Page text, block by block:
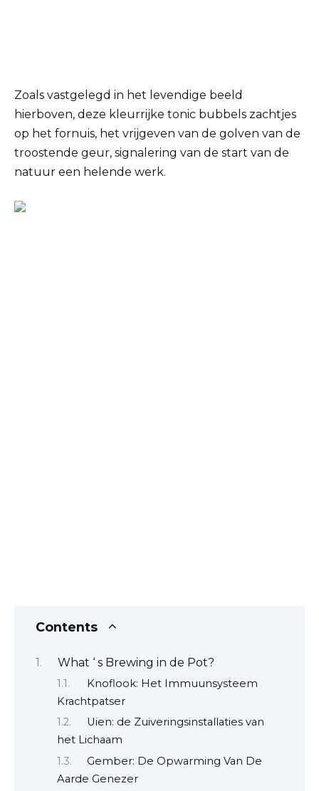
Zoals vastgelegd in het levendige beeld
hierboven, deze kleurrijke tonic bubbels zachtjes
op het fornuis, het vrijgeven van de golven van de
troostende geur, signalering van de start van de
natuur een helende werk.
Contents
What ‘ s Brewing in de Pot?
Knoflook: Het Immuunsysteem
Krachtpatser
Uien: de Zuiveringsinstallaties van
het Lichaam
Gember: De Opwarming Van De
Aarde Genezer